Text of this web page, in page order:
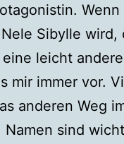
Wenn
Sibylle wird,
leicht
mir immer vor.
anderen Weg
sind